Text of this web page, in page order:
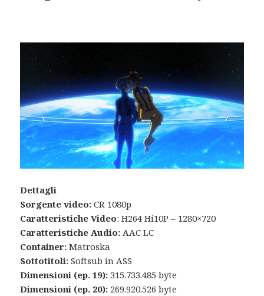
Dettagli
Sorgente video:CR 1080p
Caratteristiche Video: H264 Hi10P – 1280×720
Caratteristiche Audio: AAC LC
Container: Matroska
Sottotitoli: Softsub in ASS
Dimensioni (ep. 19): 315.733.485 byte
Dimensioni (ep. 20): 269.920.526 byte